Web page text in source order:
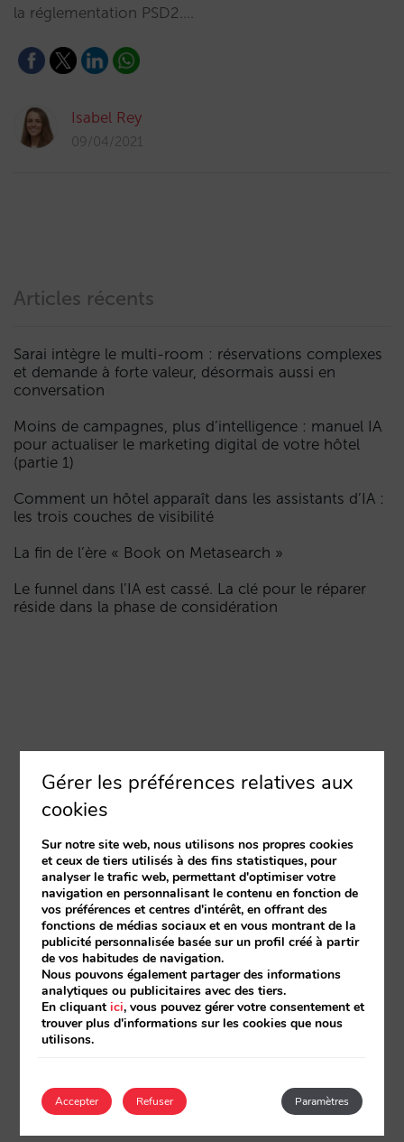
la réglementation PSD2.…
Isabel Rey
09/04/2021
Articles récents
Sarai intègre le multi-room : réservations complexes
et demande à forte valeur, désormais aussi en
conversation
Moins de campagnes, plus d’intelligence : manuel IA
pour actualiser le marketing digital de votre hôtel
(partie 1)
Comment un hôtel apparaît dans les assistants d’IA :
les trois couches de visibilité
La fin de l’ère « Book on Metasearch »
Le funnel dans l’IA est cassé. La clé pour le réparer
réside dans la phase de considération
Gérer les préférences relatives aux
cookies
Sur notre site web, nous utilisons nos propres cookies
et ceux de tiers utilisés à des fins statistiques, pour
analyser le trafic web, permettant d'optimiser votre
navigation en personnalisant le contenu en fonction de
vos préférences et centres d'intérêt, en offrant des
fonctions de médias sociaux et en vous montrant de la
publicité personnalisée basée sur un profil créé à partir
de vos habitudes de navigation.
Nous pouvons également partager des informations
analytiques ou publicitaires avec des tiers.
En cliquantici, vous pouvez gérer votre consentement et
trouver plus d'informations sur les cookies que nous
utilisons.
Accepter Paramètres
Refuser